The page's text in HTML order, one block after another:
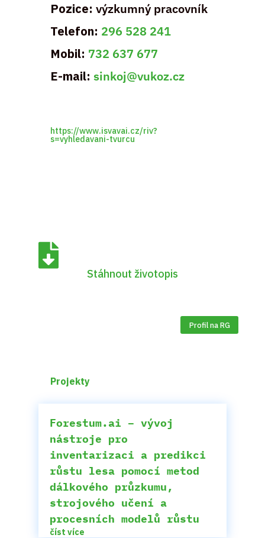
Pozice: výzkumný pracovník
Telefon: 296 528 241
Mobil: 732 637 677
E-mail: sinkoj@vukoz.cz
https://www.isvavai.cz/riv?
s=vyhledavani-tvurcu

Stáhnout životopis
Profil na RG
Projekty
Forestum.ai – vývoj
nástroje pro
inventarizaci a predikci
růstu lesa pomocí metod
dálkového průzkumu,
strojového učení a
procesních modelů růstu
číst více